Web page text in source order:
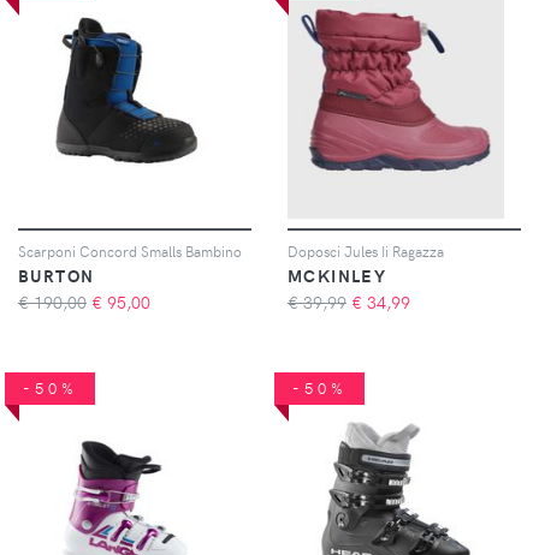
Scarponi Concord Smalls Bambino
BURTON
€ 190,00 € 95,00
Doposci Jules Ii Ragazza
MCKINLEY
€ 39,99 € 34,99
-50% -50%